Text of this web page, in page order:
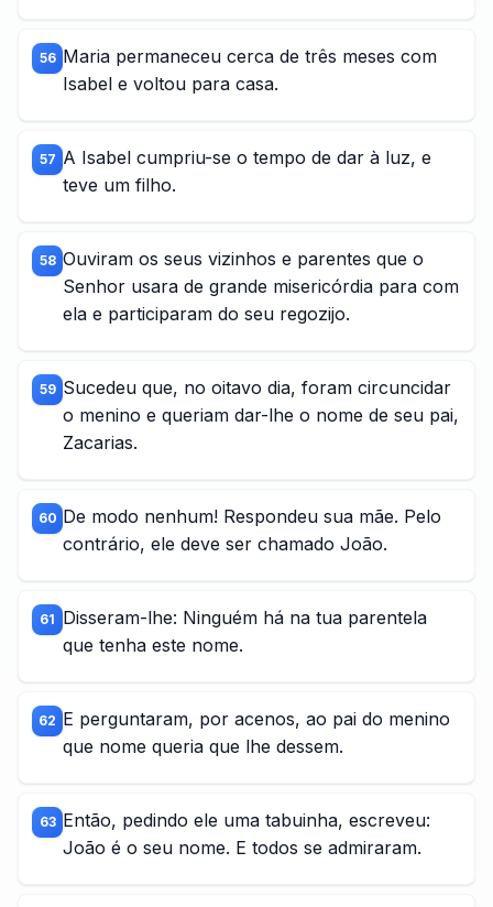
56 Maria permaneceu cerca de três meses com
Isabel e voltou para casa.
57 A Isabel cumpriu-se o tempo de dar à luz, e
teve um filho.
58 Ouviram os seus vizinhos e parentes que o
Senhor usara de grande misericórdia para com
ela e participaram do seu regozijo.
59 Sucedeu que, no oitavo dia, foram circuncidar
o menino e queriam dar-lhe o nome de seu pai,
Zacarias.
60 De modo nenhum! Respondeu sua mãe. Pelo
contrário, ele deve ser chamado João.
61 Disseram-lhe: Ninguém há na tua parentela
que tenha este nome.
62 E perguntaram, por acenos, ao pai do menino
que nome queria que lhe dessem.
63 Então, pedindo ele uma tabuinha, escreveu:
João é o seu nome. E todos se admiraram.